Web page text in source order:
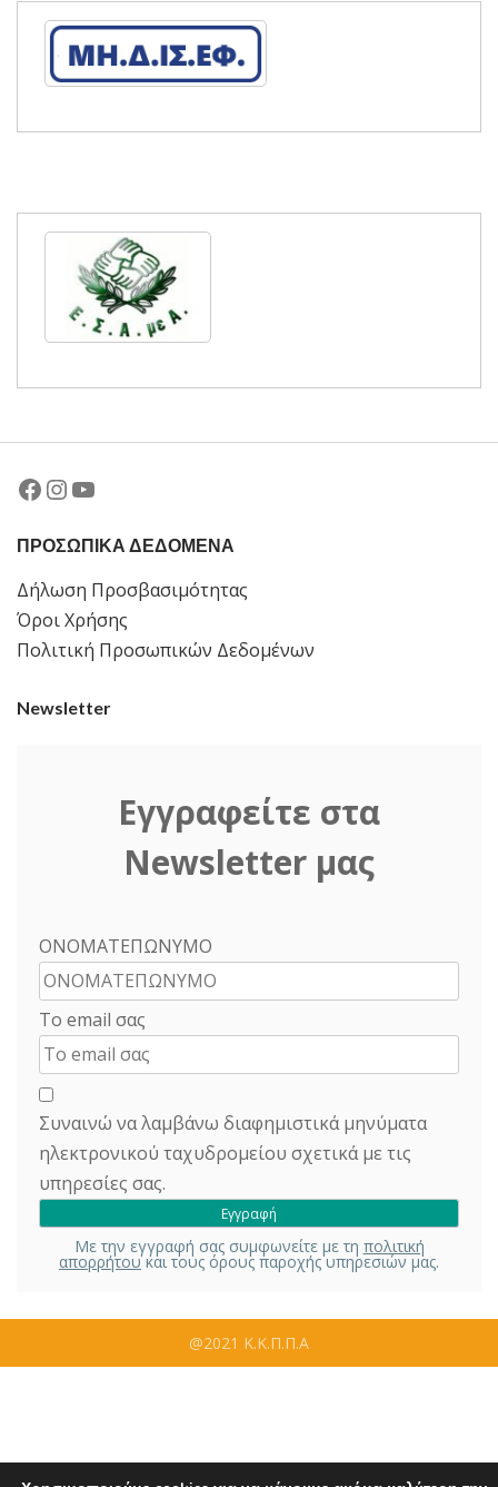
Facebook
Instagram
YouTube
ΠΡΟΣΩΠΙΚΑ ΔΕΔΟΜΕΝΑ
Δήλωση Προσβασιμότητας
Όροι Χρήσης
Πολιτική Προσωπικών Δεδομένων
Newsletter
Εγγραφείτε στα
Newsletter μας
ΟΝΟΜΑΤΕΠΩΝΥΜΟ
Το email σας
Συναινώ να λαμβάνω διαφημιστικά μηνύματα
ηλεκτρονικού ταχυδρομείου σχετικά με τις
υπηρεσίες σας.
Με την εγγραφή σας συμφωνείτε με τη πολιτική
απορρήτουκαι τους όρους παροχής υπηρεσιών μας.
@2021 Κ.Κ.Π.Π.Α